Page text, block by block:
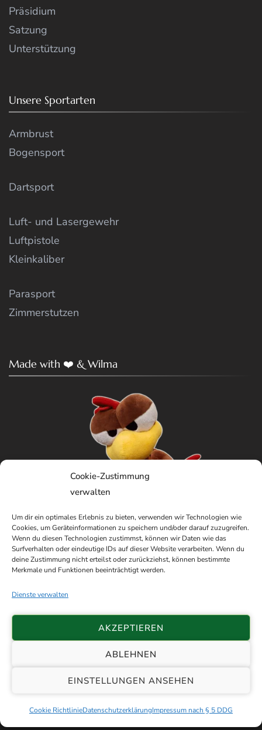
Cookie-Zustimmung
verwalten
Um dir ein optimales Erlebnis zu bieten, verwenden wir Technologien wie
Cookies, um Geräteinformationen zu speichern und/oder darauf zuzugreifen.
Wenn du diesen Technologien zustimmst, können wir Daten wie das
Surfverhalten oder eindeutige IDs auf dieser Website verarbeiten. Wenn du
deine Zustimmung nicht erteilst oder zurückziehst, können bestimmte
Merkmale und Funktionen beeinträchtigt werden.
Dienste verwalten
AKZEPTIEREN
ABLEHNEN
EINSTELLUNGEN ANSEHEN
Cookie RichtlinieDatenschutzerklärungImpressum nach § 5 DDG
Präsidium
Satzung
Unterstützung
Unsere Sportarten
Armbrust
Bogensport
Dartsport
Luft- und Lasergewehr
Luftpistole
Kleinkaliber
Parasport
Zimmerstutzen
Made with ❤️ & Wilma
© 2026 Schützenverein Etzhorn e.V. von
Sitemap| 🏗️ with ❤️ byPatrick Thölken